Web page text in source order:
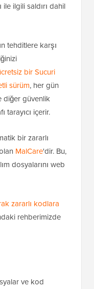
ilgili saldırı dahil
tehditlere karşı
bir Sucuri
sürüm, her gün
diğer güvenlik
tarayıcı içerir.
bir zararlı
MalCare'dir. Bu,
dosyalarını web
zararlı kodlara
rehberimizde
ve kod